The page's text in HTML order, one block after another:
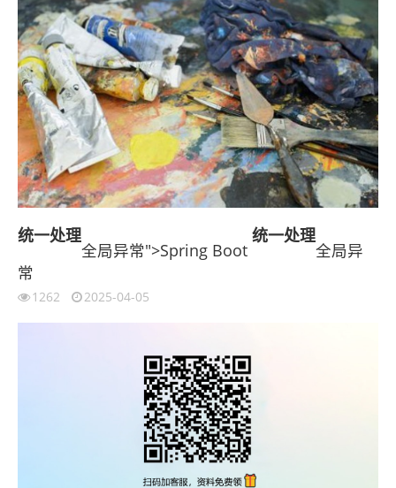
统一处理
全局异常">Spring Boot
统一处理
全局异
常
1262 2025-04-05